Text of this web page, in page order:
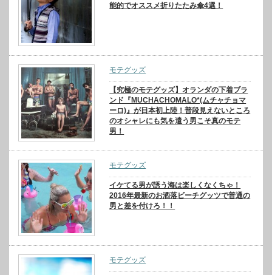
能的でオススメ折りたたみ傘4選！
モテグッズ
【究極のモテグッズ】オランダの下着ブラ
ンド『MUCHACHOMALO*(ムチャチョマ
ーロ)』が日本初上陸！普段見えないところ
のオシャレにも気を遣う男こそ真のモテ
男！
モテグッズ
イケてる男が誘う海は楽しくなくちゃ！
2016年最新のお洒落ビーチグッツで普通の
男と差を付けろ！！
モテグッズ